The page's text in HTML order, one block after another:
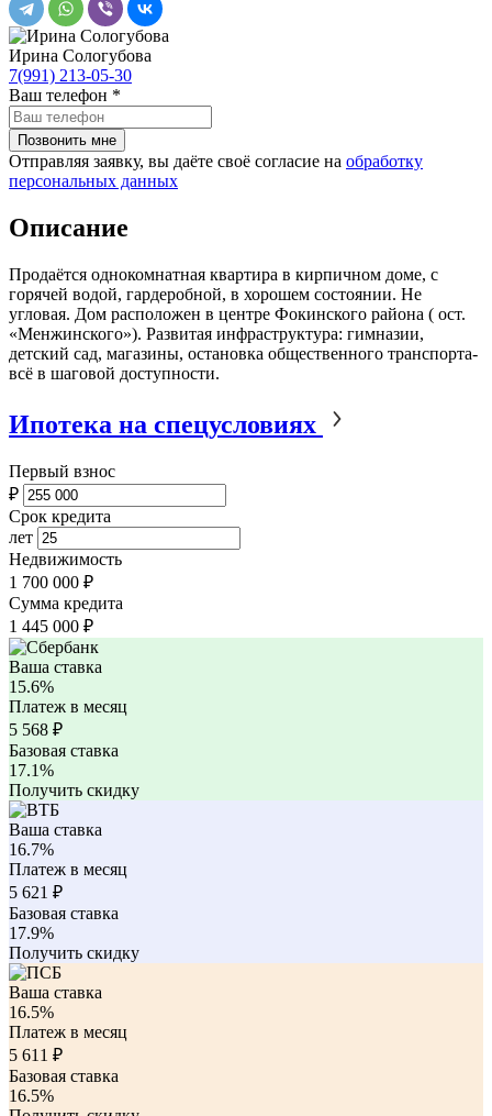
Ирина Сологубова
7(991) 213-05-30
Ваш телефон *
Отправляя заявку, вы даёте своё согласие на обработку
персональных данных
Описание
Продаётся однокомнатная квартира в кирпичном доме, с
горячей водой, гардеробной, в хорошем состоянии. Не
угловая. Дом расположен в центре Фокинского района ( ост.
«Менжинского»). Развитая инфраструктура: гимназии,
детский сад, магазины, остановка общественного транспорта-
всё в шаговой доступности.
Ипотека на спецусловиях
Первый взнос
₽
Срок кредита
лет
Недвижимость
1 700 000 ₽
Сумма кредита
1 445 000 ₽
Ваша ставка
15.6%
Платеж в месяц
5 568 ₽
Базовая ставка
17.1%
Получить скидку
Ваша ставка
16.7%
Платеж в месяц
5 621 ₽
Базовая ставка
17.9%
Получить скидку
Ваша ставка
16.5%
Платеж в месяц
5 611 ₽
Базовая ставка
16.5%